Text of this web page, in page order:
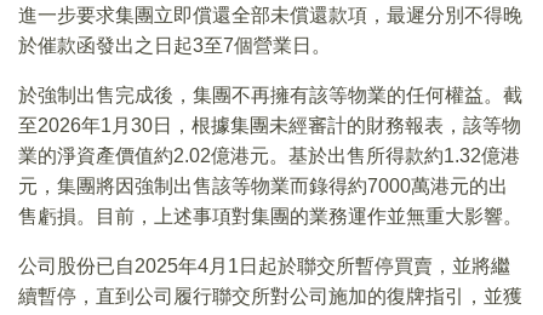
進一步要求集團立即償還全部未償還款項，最遲分別不得晚
於催款函發出之日起3至7個營業日。
於強制出售完成後，集團不再擁有該等物業的任何權益。截
至2026年1月30日，根據集團未經審計的財務報表，該等物
業的淨資產價值約2.02億港元。基於出售所得款約1.32億港
元，集團將因強制出售該等物業而錄得約7000萬港元的出
售虧損。目前，上述事項對集團的業務運作並無重大影響。
公司股份已自2025年4月1日起於聯交所暫停買賣，並將繼
續暫停，直到公司履行聯交所對公司施加的復牌指引，並獲